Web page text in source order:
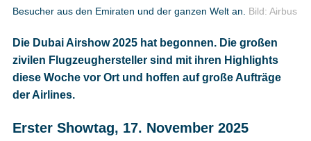
Impressum
Mediadaten
Cookies
Besucher aus den Emiraten und der ganzen Welt an. Bild: Airbus
Die Dubai Airshow 2025 hat begonnen. Die großen
zivilen Flugzeughersteller sind mit ihren Highlights
diese Woche vor Ort und hoffen auf große Aufträge
der Airlines.
Erster Showtag, 17. November 2025